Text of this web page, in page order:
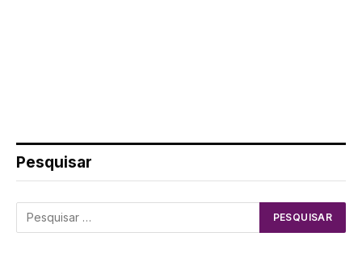
Pesquisar